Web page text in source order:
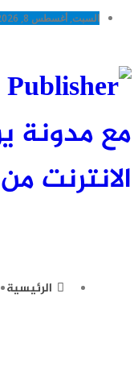
السبت, أغسطس 8, 2026
مع مدونة
الانترنت
الرئيسية